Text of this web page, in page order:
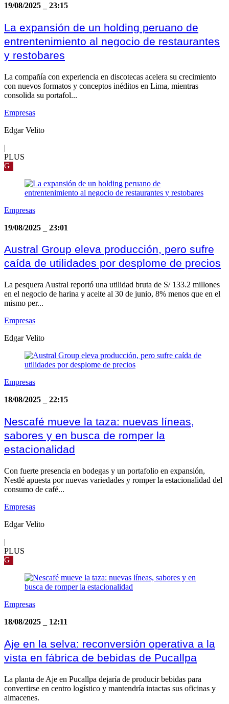
19/08/2025
23:15
La expansión de un holding peruano de
entrentenimiento al negocio de restaurantes
y restobares
La compañía con experiencia en discotecas acelera su crecimiento
con nuevos formatos y conceptos inéditos en Lima, mientras
consolida su portafol...
Empresas
Edgar Velito
|
PLUS
G
Empresas
19/08/2025
23:01
Austral Group eleva producción, pero sufre
caída de utilidades por desplome de precios
La pesquera Austral reportó una utilidad bruta de S/ 133.2 millones
en el negocio de harina y aceite al 30 de junio, 8% menos que en el
mismo per...
Empresas
Edgar Velito
Empresas
18/08/2025
22:15
Nescafé mueve la taza: nuevas líneas,
sabores y en busca de romper la
estacionalidad
Con fuerte presencia en bodegas y un portafolio en expansión,
Nestlé apuesta por nuevas variedades y romper la estacionalidad del
consumo de café...
Empresas
Edgar Velito
|
PLUS
G
Empresas
18/08/2025
12:11
Aje en la selva: reconversión operativa a la
vista en fábrica de bebidas de Pucallpa
La planta de Aje en Pucallpa dejaría de producir bebidas para
convertirse en centro logístico y mantendría intactas sus oficinas y
almacenes.